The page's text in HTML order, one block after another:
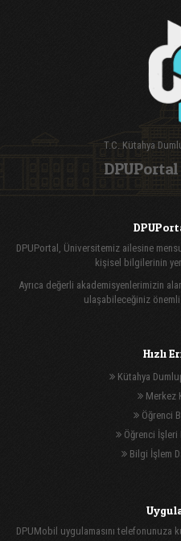
T.C. Kütahya
DPUPortal, Üniversitemiz ailesine
kişisel bilgilerinin
Ayrıca değerli akademisyenlerimizin
ulaşabileceğiniz
Hızlı
Kütahya
Merkez
Öğrenci
Öğrenci İşleri
Bilgi İşlem
DPUMobil uygulamasını telefonunuza